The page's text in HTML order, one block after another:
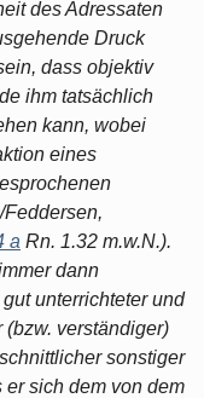
des Adressaten
Druck
dass objektiv
ihm tatsächlich
kann, wobei
eines
a Rn. 1.32 m.w.N.).
dann
unterrichteter und
verständiger)
sonstiger
sich dem von dem